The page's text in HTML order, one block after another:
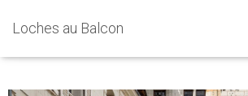
Loches au Balcon